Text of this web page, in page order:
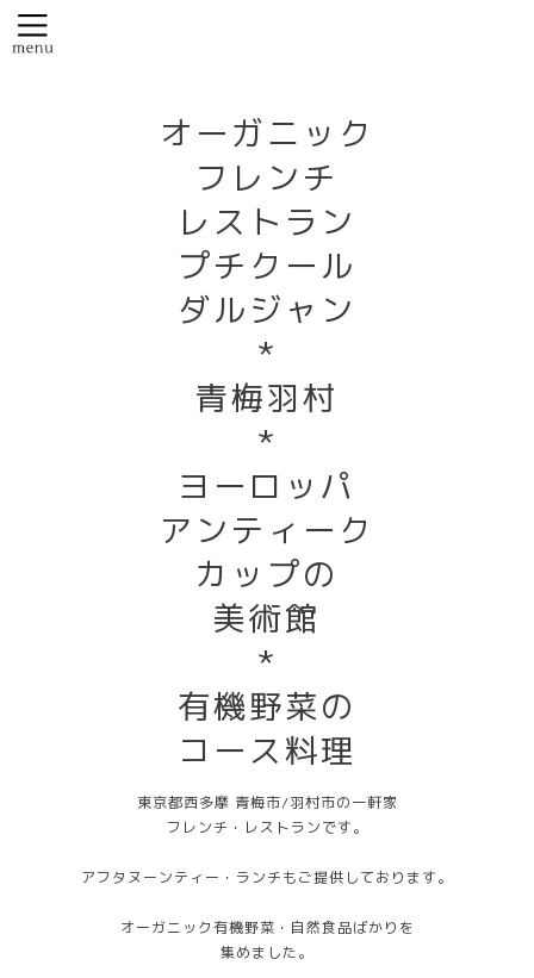
オーガニック
フレンチ
レストラン
プチクール
ダルジャン
*
青梅羽村
*
ヨーロッパ
アンティーク
カップの
美術館
*
有機野菜の
コース料理
東京都西多摩 青梅市/羽村市の一軒家
フレンチ・レストランです。
アフタヌーンティー・ランチもご提供しております。
オーガニック有機野菜・自然食品ばかりを
集めました。